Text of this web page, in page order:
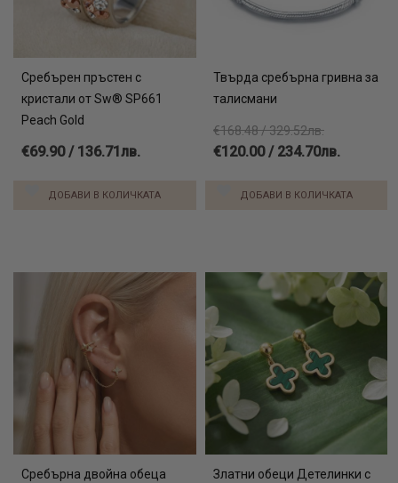
Сребърен пръстен с
кристали от Sw® SP661
Peach Gold
€69.90 / 136.71лв.
ДОБАВИ В КОЛИЧКАТА
Твърда сребърна гривна за
талисмани
€168.48 / 329.52лв.
€120.00 / 234.70лв.
ДОБАВИ В КОЛИЧКАТА
Сребърна двойна обеца
Златни обеци Детелинки с